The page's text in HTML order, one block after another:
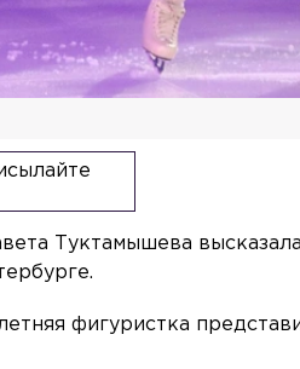
Туктамышева
фигуристка